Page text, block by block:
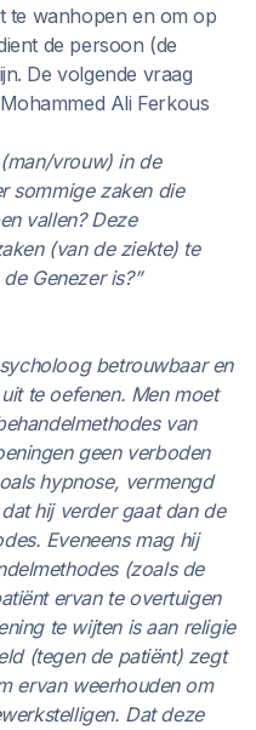
te wanhopen en om op
de persoon (de
De volgende vraag
Ali Ferkous
vrouw) in de
sommige zaken die
vallen? Deze
(van de ziekte) te
Genezer is?”
betrouwbaar en
te oefenen. Men moet
van
geen verboden
hypnose, vermengd
hij verder gaat dan de
Eveneens mag hij
(zoals de
ervan te overtuigen
te wijten is aan religie
(tegen de patiënt) zegt
ervan weerhouden om
Dat deze